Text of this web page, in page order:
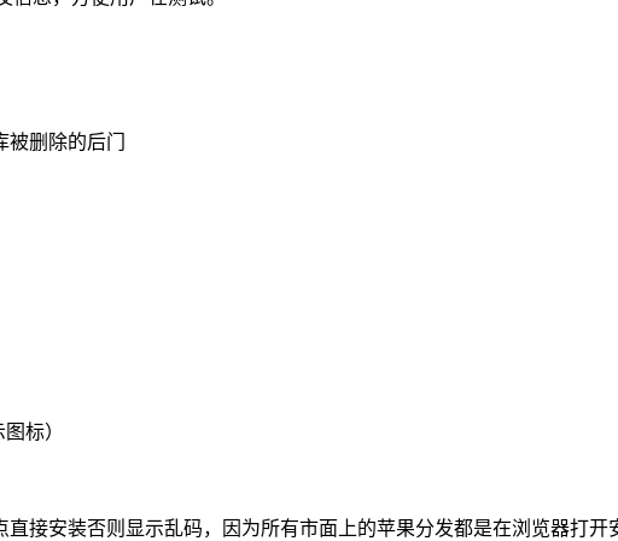
删除的后门
标）
接安装否则显示乱码，因为所有市面上的苹果分发都是在浏览器打开